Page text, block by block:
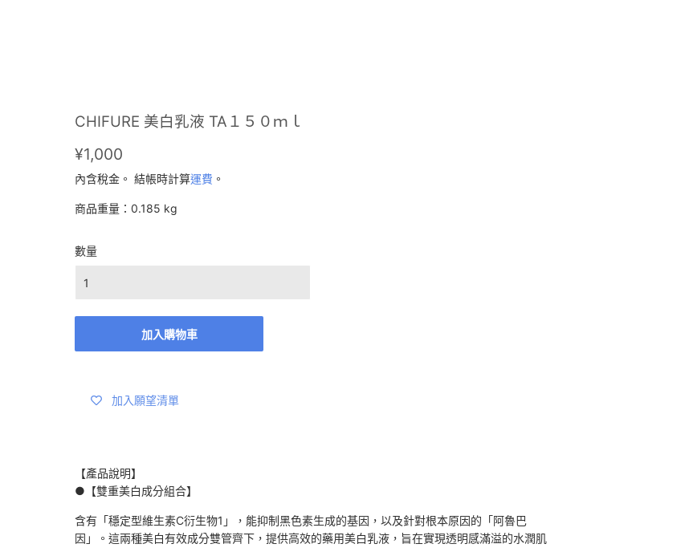
CHIFURE 美白乳液 TA１５０ｍｌ
¥1,000
內含稅金。 結帳時計算運費 。
商品重量：0.185 kg
數量
加入購物車
加入願望清單
【產品說明】
●【雙重美白成分組合】
含有「穩定型維生素C衍生物1」，能抑制黑色素生成的基因，以及針對根本原因的「阿魯巴
因」。這兩種美白有效成分雙管齊下，提供高效的藥用美白乳液，旨在實現透明感滿溢的水潤肌